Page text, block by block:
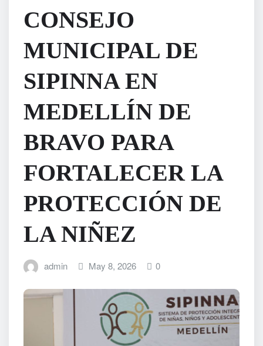
CONSEJO
MUNICIPAL DE
SIPINNA EN
MEDELLÍN DE
BRAVO PARA
FORTALECER LA
PROTECCIÓN DE
LA NIÑEZ
admin May 8, 2026 0